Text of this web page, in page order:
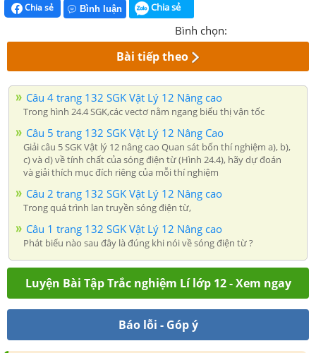
Chia sẻ Bình luận Chia sẻ
Bình chọn:
Bài tiếp theo
Câu 4 trang 132 SGK Vật Lý 12 Nâng cao
Trong hình 24.4 SGK,các vectơ nằm ngang biểu thị vận tốc
Câu 5 trang 132 SGK Vật Lý 12 Nâng Cao
Giải câu 5 SGK Vật lý 12 nâng cao Quan sát bốn thí nghiệm a), b),
c) và d) về tính chất của sóng điện từ (Hình 24.4), hãy dự đoán
và giải thích mục đích riêng của mỗi thí nghiệm
Câu 2 trang 132 SGK Vật Lý 12 Nâng cao
Trong quá trình lan truyền sóng điện từ,
Câu 1 trang 132 SGK Vật Lý 12 Nâng cao
Phát biểu nào sau đây là đúng khi nói về sóng điện từ ?
Luyện Bài Tập Trắc nghiệm Lí lớp 12 - Xem ngay
Báo lỗi - Góp ý